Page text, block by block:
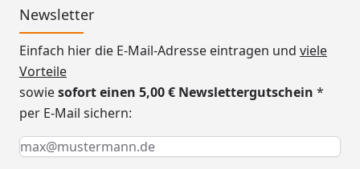
Newsletter
Einfach hier die E-Mail-Adresse eintragen und viele
Vorteile
sowiesofort einen 5,00 € Newslettergutschein *
per E-Mail sichern:
Keine Eingabe erforderlich
Eingabe erforderlich
E-Mail *